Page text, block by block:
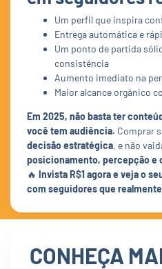
Um perfil que inspira
Entrega automática e
Um ponto de partida
consistência
Aumento imediato na
Maior alcance orgânico
Em 2025, não basta ter
você tem audiência. Comprar
decisão estratégica, e não
posicionamento, percepção e
🔥 Invista R$1 agora e veja o
com seguidores que
CONHEÇA